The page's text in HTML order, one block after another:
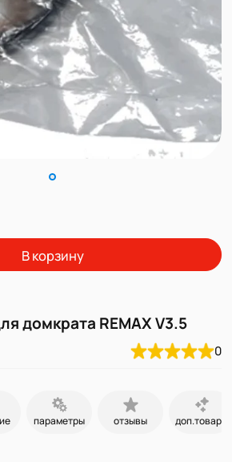
В корзину
домкрата REMAX V3.5
0
параметры отзывы доп.товары